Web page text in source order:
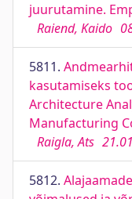
juurutamine.
Raiend, Kaido
5811.
kasutamiseks
Architecture
Manufacturing
Raigla, Ats
5812.